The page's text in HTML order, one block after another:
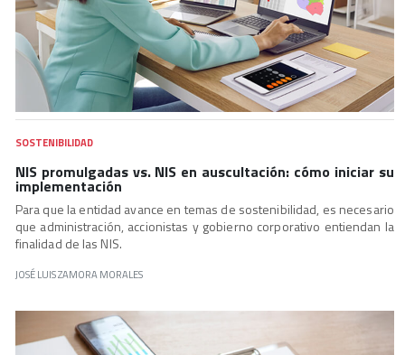
SOSTENIBILIDAD
NIS promulgadas vs. NIS en auscultación: cómo iniciar su
implementación
Para que la entidad avance en temas de sostenibilidad, es necesario
que administración, accionistas y gobierno corporativo entiendan la
finalidad de las NIS.
JOSÉ LUIS ZAMORA MORALES